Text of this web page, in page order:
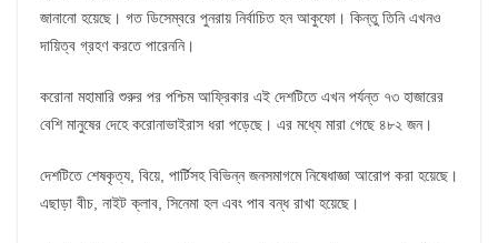
জানানো হয়েছে। গত ডিসেম্বরে পুনরায় নির্বাচিত হন আকুফো। কিন্তু তিনি এখনও
দায়িত্ব গ্রহণ করতে পারেননি।
করোনা মহামারি শুরুর পর পশ্চিম আফ্রিকার এই দেশটিতে এখন পর্যন্ত ৭৩ হাজারের
বেশি মানুষের দেহে করোনাভাইরাস ধরা পড়েছে। এর মধ্যে মারা গেছে ৪৮২ জন।
দেশটিতে শেষকৃত্য, বিয়ে, পার্টিসহ বিভিন্ন জনসমাগমে নিষেধাজ্ঞা আরোপ করা হয়েছে।
এছাড়া বীচ, নাইট ক্লাব, সিনেমা হল এবং পাব বন্ধ রাখা হয়েছে।